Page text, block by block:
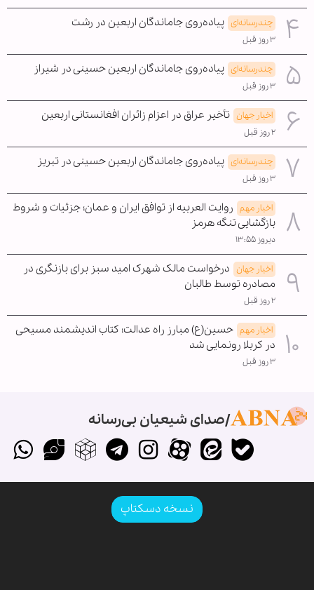
چندرسانه‌ای پیاده‌روی جاماندگان اربعین در رشت
۳ روز قبل
چندرسانه‌ای پیاده‌روی جاماندگان اربعین حسینی در شیراز
۳ روز قبل
اخبار جهان تأخیر عراق در اعزام زائران افغانستانی اربعین
۲ روز قبل
چندرسانه‌ای پیاده‌روی جاماندگان اربعین حسینی در تبریز
۳ روز قبل
اخبار مهم روایت العربیه از توافق ایران و عمان؛ جزئیات و شروط
بازگشایی تنگه هرمز
دیروز ۱۳:۵۵
اخبار جهان درخواست مالک شهرک امید سبز برای بازنگری در
مصادره توسط طالبان
۲ روز قبل
اخبار مهم حسین(ع) مبارز راه عدالت؛ کتاب اندیشمند مسیحی
در کربلا رونمایی شد
۳ روز قبل
صدای شیعیان بی‌رسانه
نسخه دسکتاپ